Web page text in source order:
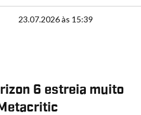
23.07.2026 às 15:39
6 estreia muito